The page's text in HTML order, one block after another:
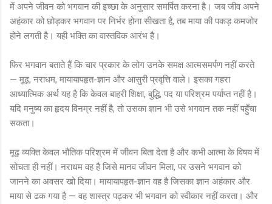
में अपने जीवन को भगवान की इच्छा के अनुसार समर्पित करना है। जब जीव अपने
अहंकार को छोड़कर भगवान पर निर्भर होना सीखता है, तब माया की पकड़ कमजोर
होने लगती है। यही भक्ति का वास्तविक आरंभ है।
फिर भगवान बताते हैं कि चार प्रकार के लोग उनके समक्ष आत्मसमर्पण नहीं करते
— मूढ़, नराधम, मायायापहृत-ज्ञान और आसुरी प्रवृत्ति वाले। इसका गहरा
आध्यात्मिक अर्थ यह है कि केवल बाहरी शिक्षा, बुद्धि, पद या परिश्रम पर्याप्त नहीं है।
यदि मनुष्य का हृदय विनम्र नहीं है, तो उसका ज्ञान भी उसे भगवान तक नहीं पहुँचा
सकता।
मूढ़ व्यक्ति केवल भौतिक परिश्रम में जीवन बिता देता है और कभी आत्मा के विषय में
सोचता ही नहीं। नराधम वह है जिसे मानव जीवन मिला, पर उसने भगवान को
जानने का अवसर खो दिया। मायायापहृत-ज्ञान वह है जिसका ज्ञान अहंकार और
माया से ढक गया है — वह शास्त्र पढ़कर भी भगवान को स्वीकार नहीं करता। और